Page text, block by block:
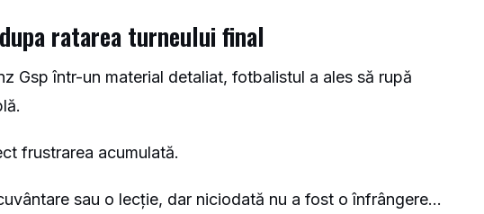
ratarea turneului final
Gsp într-un material detaliat, fotbalistul a ales să rupă
frustrarea acumulată.
sau o lecție, dar niciodată nu a fost o înfrângere…